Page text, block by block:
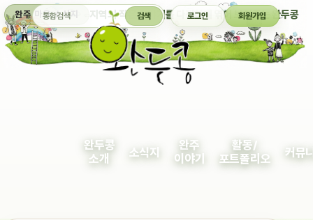
완주 마을 소식지 지역의 작은 이야기를 다정하게 엮어 보여주는 완두콩
통합검색 검색 로그인 회원가입
완두콩
소개
소식지
완주
이야기
활동/
포트폴리오
커뮤